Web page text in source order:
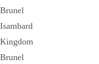
Brunel
Isambard
Kingdom
Brunel